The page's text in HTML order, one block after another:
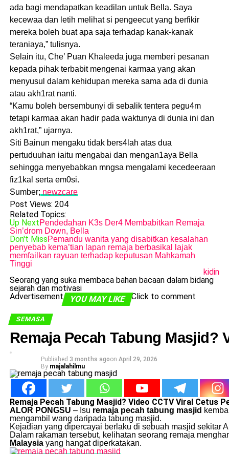
ada bagi mendapatkan keadilan untuk Bella. Saya
kecewaa dan letih melihat si pengeecut yang berfikir
mereka boleh buat apa saja terhadap kanak-kanak
teraniaya,” tulisnya.
Selain itu, Che’ Puan Khaleeda juga memberi pesanan
kepada pihak terbabit mengenai karmaa yang akan
menyusul dalam kehidupan mereka sama ada di dunia
atau akh1rat nanti.
“Kamu boleh bersembunyi di sebalik tentera pegu4m
tetapi karmaa akan hadir pada waktunya di dunia ini dan
akh1rat,” ujarnya.
Siti Bainun mengaku tidak bers4lah atas dua
pertuduuhan iaitu mengabai dan mengan1aya Bella
sehingga menyebabkan mngsa mengalami kecedeeraan
fiz1kal serta em0si.
Sumber; newzcare
Post Views: 204
Related Topics:
Up NextPendedahan K3s Der4 Membabitkan Remaja
Sin’drom Down, Bella
Don't MissPemandu wanita yang disabitkan kesalahan
penyebab kema’tian lapan remaja berbasikal lajak
memfailkan rayuan terhadap keputusan Mahkamah
Tinggi
kidin
Seorang yang suka membaca bahan bacaan dalam bidang
sejarah dan motivasi
Advertisement
YOU MAY LIKE Click to comment
SEMASA
Remaja Pecah Tabung Masjid?
Published 3 months agoon April 29, 2026
By majalahilmu
Remaja Pecah Tabung Masjid? Video CCTV Viral Cetus
ALOR PONGSU – Isu remaja pecah tabung masjid
mengambil wang daripada tabung masjid.
Kejadian yang dipercayai berlaku di sebuah masjid sekitar
Dalam rakaman tersebut, kelihatan seorang remaja
Malaysiayang hangat diperkatakan.